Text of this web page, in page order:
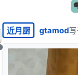
线
近月厨 gtamod
最